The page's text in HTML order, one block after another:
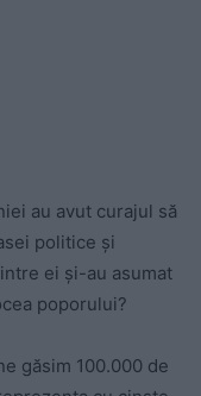
au avut curajul să
politice și
ei și-au asumat
poporului?
găsim 100.000 de